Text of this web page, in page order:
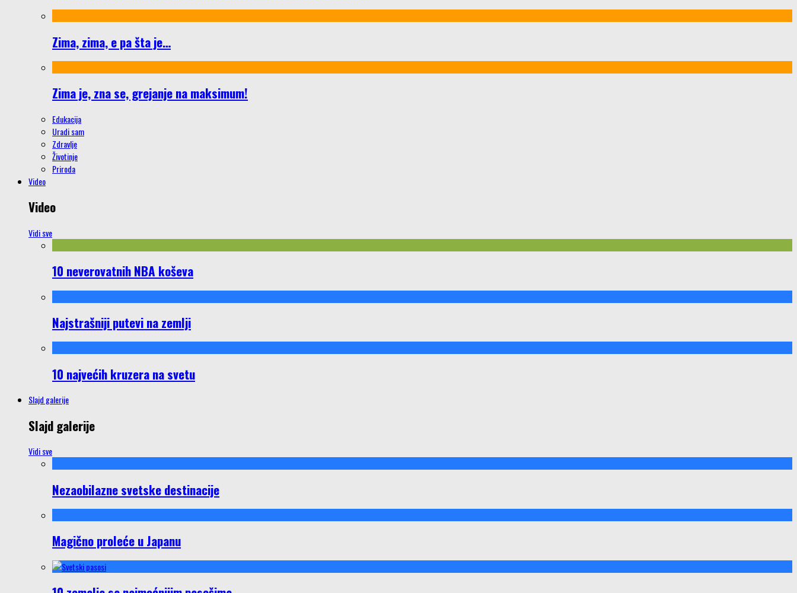
Zima, zima, e pa šta je…
Zima je, zna se, grejanje na maksimum!
Edukacija
Uradi sam
Zdravlje
Životinje
Priroda
Video
Video
Vidi sve
10 neverovatnih NBA koševa
Najstrašniji putevi na zemlji
10 najvećih kruzera na svetu
Slajd galerije
Slajd galerije
Vidi sve
Nezaobilazne svetske destinacije
Magično proleće u Japanu